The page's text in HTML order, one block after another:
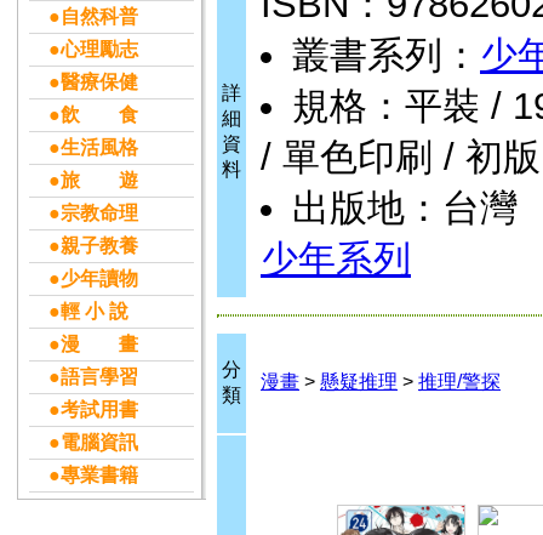
●自然科普
●心理勵志
●醫療保健
●飲 食
●生活風格
●旅 遊
●宗教命理
●親子教養
●少年讀物
●輕 小 說
●漫 畫
●語言學習
●考試用書
●電腦資訊
●專業書籍
詳
細
資
料
叢書系列： 少
規格：平裝 /
/ 單色印刷 / 初版
出版地：台灣
少年系列
分
類
漫畫 > 懸疑推理 > 推理/警探